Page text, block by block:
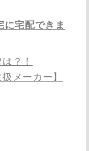
宅配できま
？！
メーカー】